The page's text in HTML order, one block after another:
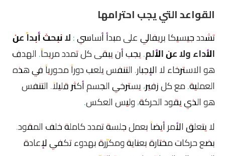
القواعد التي يجب احترامها
تشدد جيسيكا بريفالي على مبدأ أساسي :لا نبحث أبداً عن
الأداء ولا عن الألم. يجب أن يبقى كل تمدد مريحاً. الهدف
هو الاسترخاء لا الإجبار. التنفس يلعب دوراً محورياً في هذه
العملية. مع كل زفير، يسترخي الجسم أكثر قليلاً. التنفس
هو الذي يقود الحركة، وليس العكس.
لا يتعلق الأمر أيضاً بعمل جلسة تمدد كاملة خلف المقود.
بضع حركات مختارة بعناية ومكرّرة بهدوء تكفي لإعادة